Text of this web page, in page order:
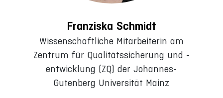
Franziska Schmidt
Wissenschaftliche Mitarbeiterin am
Zentrum für Qualitätssicherung und -
entwicklung (ZQ) der Johannes-
Gutenberg Universität Mainz